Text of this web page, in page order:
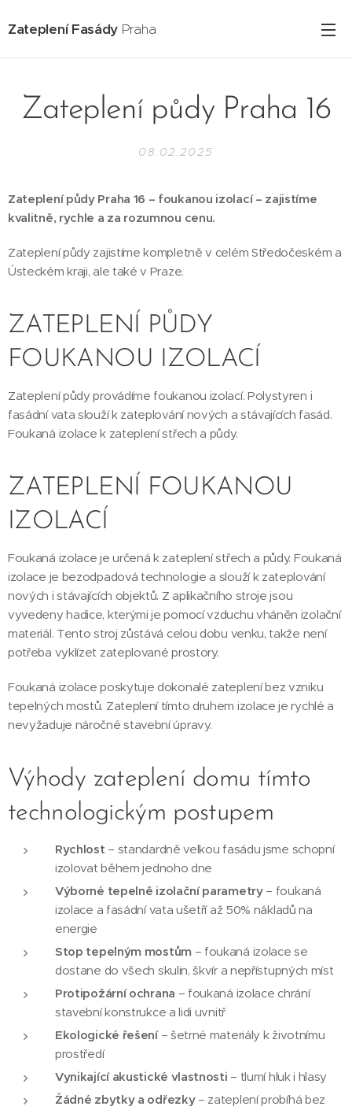
Zateplení Fasády Praha
Zateplení půdy Praha 16
08.02.2025
Zateplení půdy Praha 16 – foukanou izolací – zajistíme
kvalitně, rychle a za rozumnou cenu.
Zateplení půdy zajistíme kompletně v celém Středočeském a
Ústeckém kraji, ale také v Praze.
ZATEPLENÍ PŮDY
FOUKANOU IZOLACÍ
Zateplení půdy provádíme foukanou izolací. Polystyren i
fasádní vata slouží k zateplování nových a stávajících fasád.
Foukaná izolace k zateplení střech a půdy.
ZATEPLENÍ FOUKANOU
IZOLACÍ
Foukaná izolace je určená k zateplení střech a půdy. Foukaná
izolace je bezodpadová technologie a slouží k zateplování
nových i stávajících objektů. Z aplikačního stroje jsou
vyvedeny hadice, kterými je pomocí vzduchu vháněn izolační
materiál. Tento stroj zůstává celou dobu venku, takže není
potřeba vyklízet zateplované prostory.
Foukaná izolace poskytuje dokonalé zateplení bez vzniku
tepelných mostů. Zateplení tímto druhem izolace je rychlé a
nevyžaduje náročné stavební úpravy.
Výhody zateplení domu tímto
technologickým postupem
Rychlost – standardně velkou fasádu jsme schopní
izolovat během jednoho dne
Výborné tepelně izolační parametry– foukaná
izolace a fasádní vata ušetří až 50% nákladů na
energie
Stop tepelným mostům– foukaná izolace se
dostane do všech skulin, škvír a nepřístupných míst
Protipožární ochrana – foukaná izolace chrání
stavební konstrukce a lidi uvnitř
Ekologické řešení– šetrné materiály k životnímu
prostředí
Vynikající akustické vlastnosti – tlumí hluk i hlasy
Žádné zbytky a odřezky– zateplení probíhá bez